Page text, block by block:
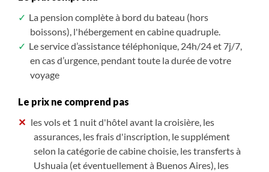
La pension complète à bord du bateau (hors
boissons), l'hébergement en cabine quadruple.
Le service d’assistance téléphonique, 24h/24 et 7j/7,
en cas d’urgence, pendant toute la durée de votre
voyage
Le prix ne comprend pas
les vols et 1 nuit d'hôtel avant la croisière, les
assurances, les frais d'inscription, le supplément
selon la catégorie de cabine choisie, les transferts à
Ushuaia (et éventuellement à Buenos Aires), les